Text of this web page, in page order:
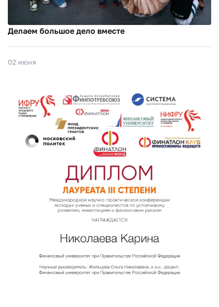
Делаем большое дело вместе
02 июня